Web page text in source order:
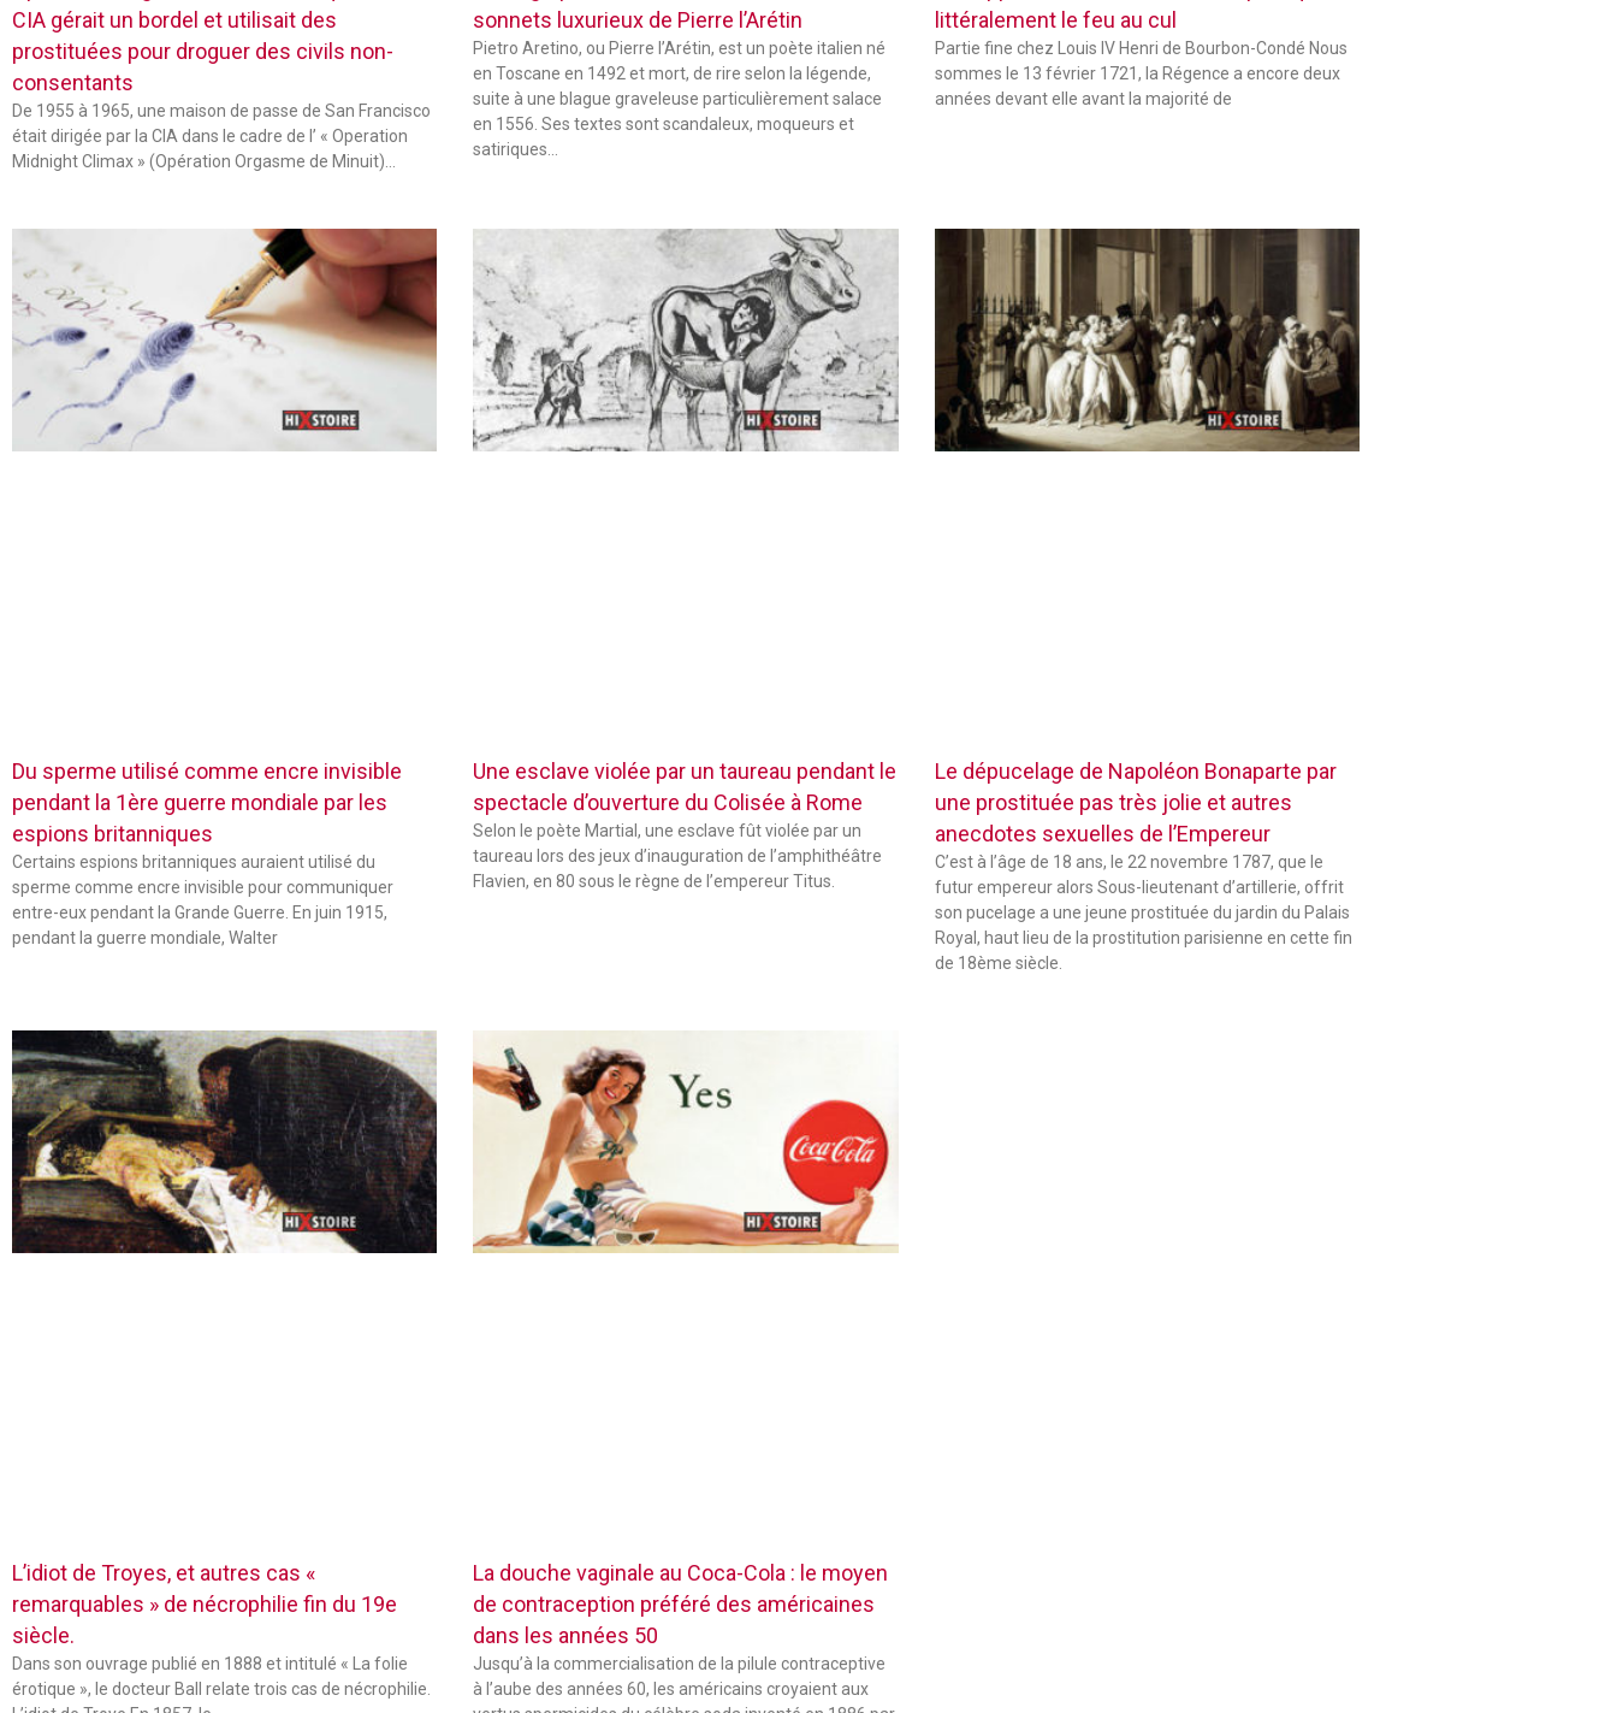
CIA gérait un bordel et utilisait des
prostituées pour droguer des civils non-
consentants
De 1955 à 1965, une maison de passe de San Francisco
était dirigée par la CIA dans le cadre de l’ « Operation
Midnight Climax » (Opération Orgasme de Minuit)…
sonnets luxurieux de Pierre l’Arétin
Pietro Aretino, ou Pierre l’Arétin, est un poète italien né
en Toscane en 1492 et mort, de rire selon la légende,
suite à une blague graveleuse particulièrement salace
en 1556. Ses textes sont scandaleux, moqueurs et
satiriques…
littéralement le feu au cul
Partie fine chez Louis IV Henri de Bourbon-Condé Nous
sommes le 13 février 1721, la Régence a encore deux
années devant elle avant la majorité de
Du sperme utilisé comme encre invisible
pendant la 1ère guerre mondiale par les
espions britanniques
Certains espions britanniques auraient utilisé du
sperme comme encre invisible pour communiquer
entre-eux pendant la Grande Guerre. En juin 1915,
pendant la guerre mondiale, Walter
Une esclave violée par un taureau pendant le
spectacle d’ouverture du Colisée à Rome
Selon le poète Martial, une esclave fût violée par un
taureau lors des jeux d’inauguration de l’amphithéâtre
Flavien, en 80 sous le règne de l’empereur Titus.
Le dépucelage de Napoléon Bonaparte par
une prostituée pas très jolie et autres
anecdotes sexuelles de l’Empereur
C’est à l’âge de 18 ans, le 22 novembre 1787, que le
futur empereur alors Sous-lieutenant d’artillerie, offrit
son pucelage a une jeune prostituée du jardin du Palais
Royal, haut lieu de la prostitution parisienne en cette fin
de 18ème siècle.
L’idiot de Troyes, et autres cas «
remarquables » de nécrophilie fin du 19e
siècle.
Dans son ouvrage publié en 1888 et intitulé « La folie
érotique », le docteur Ball relate trois cas de nécrophilie.
La douche vaginale au Coca-Cola : le moyen
de contraception préféré des américaines
dans les années 50
Jusqu’à la commercialisation de la pilule contraceptive
à l’aube des années 60, les américains croyaient aux